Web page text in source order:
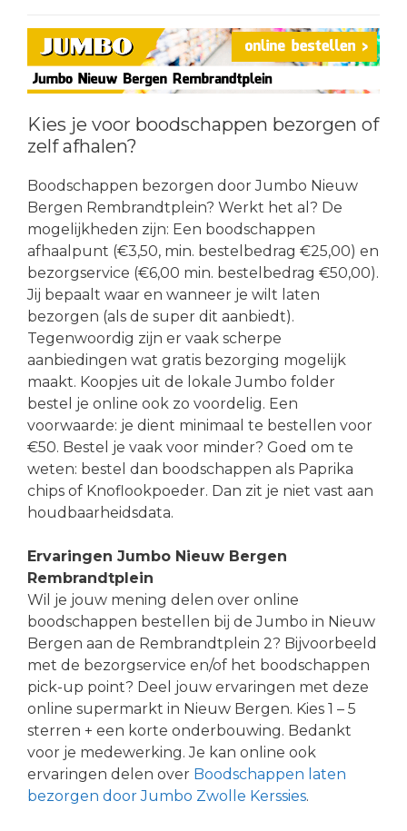
Kies je voor boodschappen bezorgen of
zelf afhalen?
Boodschappen bezorgen door Jumbo Nieuw
Bergen Rembrandtplein? Werkt het al? De
mogelijkheden zijn: Een boodschappen
afhaalpunt (€3,50, min. bestelbedrag €25,00) en
bezorgservice (€6,00 min. bestelbedrag €50,00).
Jij bepaalt waar en wanneer je wilt laten
bezorgen (als de super dit aanbiedt).
Tegenwoordig zijn er vaak scherpe
aanbiedingen wat gratis bezorging mogelijk
maakt. Koopjes uit de lokale Jumbo folder
bestel je online ook zo voordelig. Een
voorwaarde: je dient minimaal te bestellen voor
€50. Bestel je vaak voor minder? Goed om te
weten: bestel dan boodschappen als Paprika
chips of Knoflookpoeder. Dan zit je niet vast aan
houdbaarheidsdata.
Ervaringen Jumbo Nieuw Bergen
Rembrandtplein
Wil je jouw mening delen over online
boodschappen bestellen bij de Jumbo in Nieuw
Bergen aan de Rembrandtplein 2? Bijvoorbeeld
met de bezorgservice en/of het boodschappen
pick-up point? Deel jouw ervaringen met deze
online supermarkt in Nieuw Bergen. Kies 1 – 5
sterren + een korte onderbouwing. Bedankt
voor je medewerking. Je kan online ook
ervaringen delen over Boodschappen laten
bezorgen door Jumbo Zwolle Kerssies.